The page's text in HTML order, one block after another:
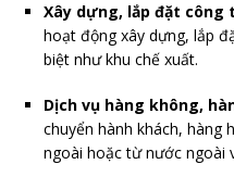
Xây dựng, lắp đặt công
hoạt động xây dựng, lắp
biệt như khu chế xuất.
Dịch vụ hàng không,
chuyển hành khách, hàng
ngoài hoặc từ nước ngoài